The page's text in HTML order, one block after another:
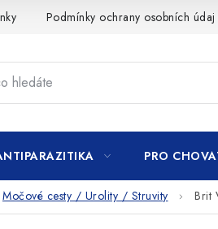
Podmínky ochrany osobních
PRO
Močové cesty / Urolity / Struvity Brit